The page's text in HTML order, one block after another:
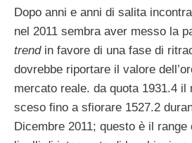
Dopo anni e anni di salita
nel 2011 sembra aver messo la
trendin favore di una fase di
dovrebbe riportare il valore
mercato reale. da quota 1931.4 il
sceso fino a sfiorare 1527.2
Dicembre 2011; questo è il